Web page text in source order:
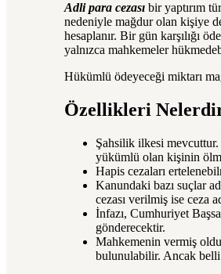
Adli para cezası bir yaptırım
nedeniyle mağdur olan kişiye
hesaplanır. Bir gün karşılığı
yalnızca mahkemeler
Hükümlü ödeyeceği miktarı
Özellikleri
Şahsilik ilkesi
yükümlü olan kişinin
Hapis cezaları
Kanundaki bazı suçlar
cezası verilmiş ise ceza
İnfazı, Cumhuriyet
gönderecektir.
Mahkemenin vermiş
bulunulabilir. Ancak